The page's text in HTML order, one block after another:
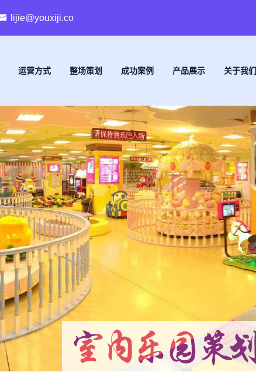
lijie@youxiji.co
运营方式 整场策划 成功案例 产品展示 关于我们